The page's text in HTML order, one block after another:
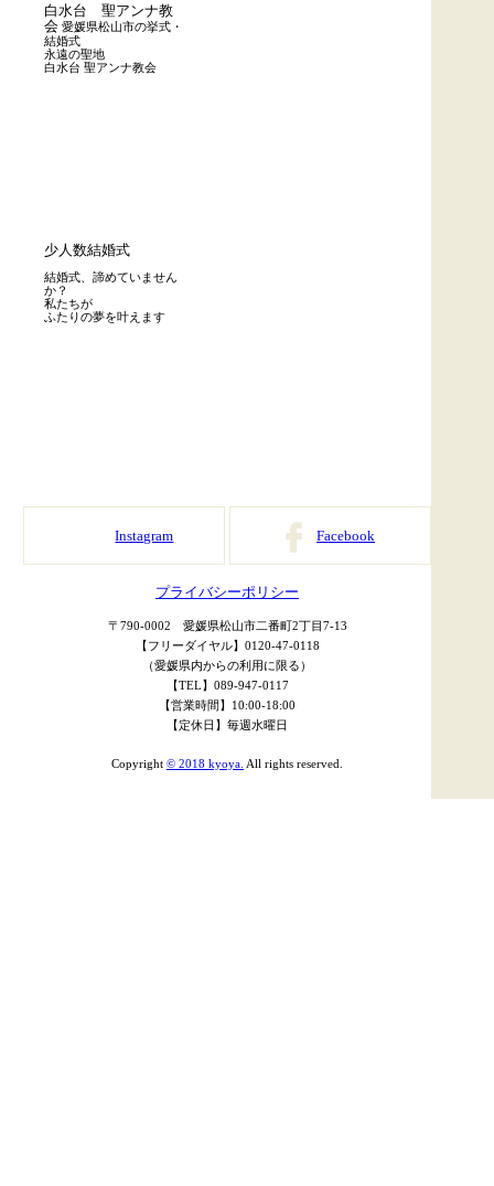
白水台 聖アンナ教
会 愛媛県松山市の挙式・
結婚式
永遠の聖地
白水台 聖アンナ教会
少人数結婚式
結婚式、諦めていません
か？
私たちが
ふたりの夢を叶えます
Instagram Facebook
プライバシーポリシー
〒790-0002 愛媛県松山市二番町2丁目7-13
【フリーダイヤル】0120-47-0118
（愛媛県内からの利用に限る）
【TEL】089-947-0117
【営業時間】10:00-18:00
【定休日】毎週水曜日
Copyright © 2018 kyoya. All rights reserved.